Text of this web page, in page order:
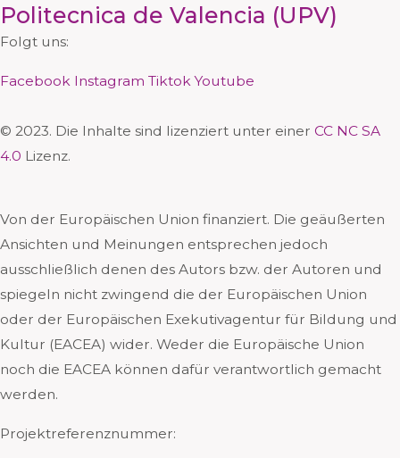
Politecnica de Valencia (UPV)
Folgt uns:
Facebook Instagram Tiktok Youtube
© 2023. Die Inhalte sind lizenziert unter einer CC NC SA
4.0 Lizenz.
Von der Europäischen Union finanziert. Die geäußerten
Ansichten und Meinungen entsprechen jedoch
ausschließlich denen des Autors bzw. der Autoren und
spiegeln nicht zwingend die der Europäischen Union
oder der Europäischen Exekutivagentur für Bildung und
Kultur (EACEA) wider. Weder die Europäische Union
noch die EACEA können dafür verantwortlich gemacht
werden.
Projektreferenznummer: